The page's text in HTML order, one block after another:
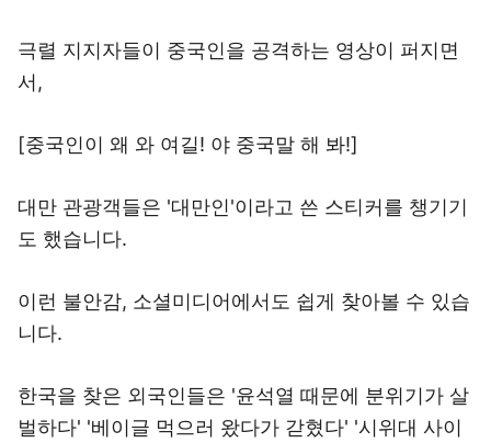
극렬 지지자들이 중국인을 공격하는 영상이 퍼지면
서,
[중국인이 왜 와 여길! 야 중국말 해 봐!]
대만 관광객들은 '대만인'이라고 쓴 스티커를 챙기기
도 했습니다.
이런 불안감, 소셜미디어에서도 쉽게 찾아볼 수 있습
니다.
한국을 찾은 외국인들은 '윤석열 때문에 분위기가 살
벌하다' '베이글 먹으러 왔다가 갇혔다' '시위대 사이